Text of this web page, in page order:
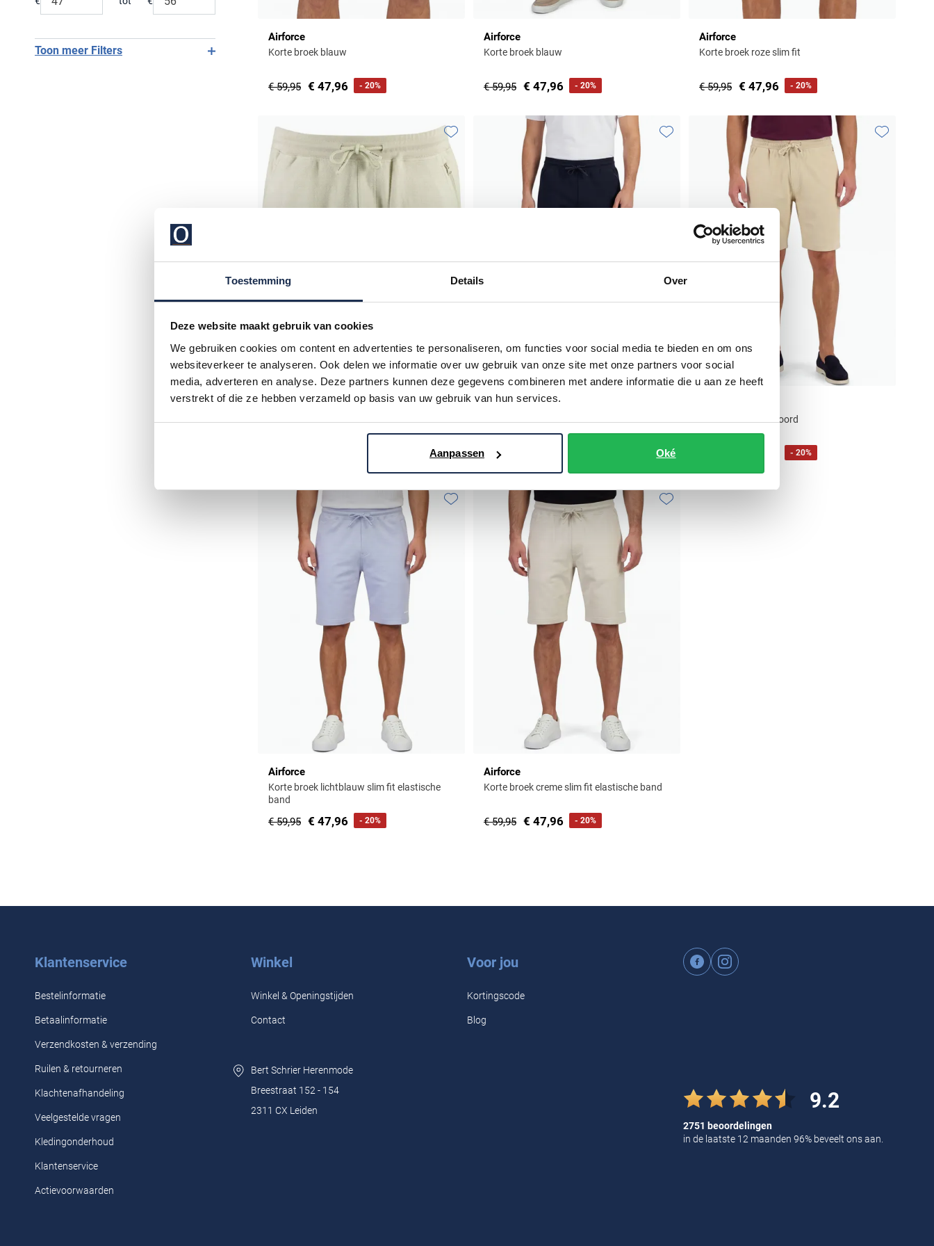
Toestemming Details Over
Deze website maakt gebruik van cookies
We gebruiken cookies om content en advertenties te personaliseren, om functies voor social media te bieden en om ons
websiteverkeer te analyseren. Ook delen we informatie over uw gebruik van onze site met onze partners voor social
media, adverteren en analyse. Deze partners kunnen deze gegevens combineren met andere informatie die u aan ze heeft
verstrekt of die ze hebben verzameld op basis van uw gebruik van hun services.
Aanpassen Oké
Toon meer Filters
Airforce
Korte broek blauw
€ 59,95 € 47,96 - 20%
Airforce
Korte broek blauw
€ 59,95 € 47,96 - 20%
Airforce
Korte broek roze slim fit
€ 59,95 € 47,96 - 20%
Airforce
Shorts beige elastische band
Toevoegen aan favorieten
Airforce
bermuda milo donkerblauw slim fit
€ 69,95
Toevoegen aan favorieten
Shorts beige met koord
- 20%
Airforce
Korte broek lichtblauw slim fit elastische
band
€ 59,95 € 47,96 - 20%
Toevoegen aan favorieten
Airforce
Korte broek creme slim fit elastische band
€ 59,95 € 47,96 - 20%
Klantenservice
Bestelinformatie
Betaalinformatie
Verzendkosten & verzending
Ruilen & retourneren
Klachtenafhandeling
Veelgestelde vragen
Kledingonderhoud
Klantenservice
Actievoorwaarden
Winkel
Winkel & Openingstijden
Contact
Bert Schrier Herenmode
Breestraat 152 - 154
2311 CX Leiden
Voor jou
Kortingscode
Blog
9.2
2751 beoordelingen
in de laatste 12 maanden 96% beveelt ons aan.